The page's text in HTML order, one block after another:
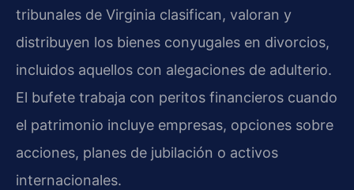
tribunales de Virginia clasifican, valoran y
distribuyen los bienes conyugales en divorcios,
incluidos aquellos con alegaciones de adulterio.
El bufete trabaja con peritos financieros cuando
el patrimonio incluye empresas, opciones sobre
acciones, planes de jubilación o activos
internacionales.